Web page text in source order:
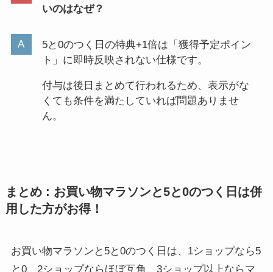
いのはなぜ？
5と0のつく日の特典+1倍は「獲得予定ポイン
ト」に即時反映されない仕様です。
付与は後日まとめて行われるため、表示がな
くても条件を満たしていれば問題ありませ
ん。
まとめ : お買い物マラソンと5と0のつく日は併
用した方がお得！
お買い物マラソンと5と0のつく日は、1ショップなら5
と0、2ショップならほぼ互角、3ショップ以上ならマ